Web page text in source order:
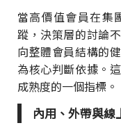
當高價值會員在集
蹤，決策層的討論
向整體會員結構的
為核心判斷依據。
成熟度的一個指標。
內用、外帶與